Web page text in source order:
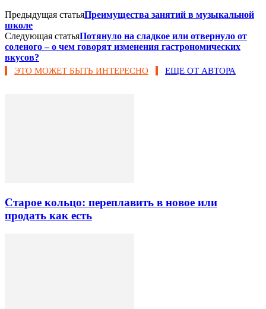
Предыдущая статьяПреимущества занятий в музыкальной
школе
Следующая статьяПотянуло на сладкое или отвернуло от
соленого – о чем говорят изменения гастрономических
вкусов?
ЭТО МОЖЕТ БЫТЬ ИНТЕРЕСНО ЕЩЕ ОТ АВТОРА
Старое кольцо: переплавить в новое или
продать как есть